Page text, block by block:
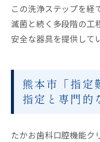
この洗浄ステップを経
滅菌と続く多段階の工
安全な器具を提供して
熊本市「指定
指定と専門的
たかお歯科口腔機能ク